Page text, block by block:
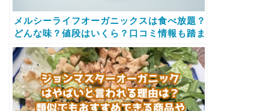
メルシーライフオーガニックスは食べ放題？
どんな味？値段はいくら？口コミ情報も踏ま
えてご紹介します！